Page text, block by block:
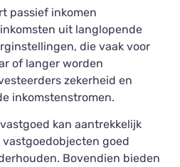
passief inkomen
uit langlopende
die vaak voor
of langer worden
zekerheid en
inkomstenstromen.
kan aantrekkelijk
goed
Bovendien bieden